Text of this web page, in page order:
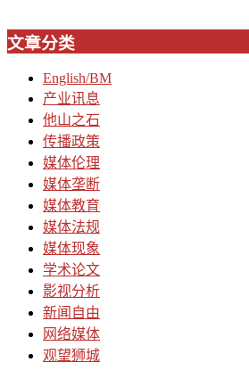
文章分类
English/BM
产业讯息
他山之石
传播政策
媒体伦理
媒体垄断
媒体教育
媒体法规
媒体现象
学术论文
影视分析
新闻自由
网络媒体
观望狮城